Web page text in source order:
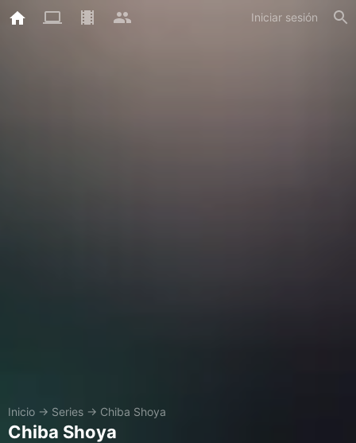
Iniciar sesión
Inicio → Series → Chiba Shoya
Chiba Shoya